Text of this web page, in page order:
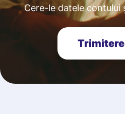
Cere-le datele contului